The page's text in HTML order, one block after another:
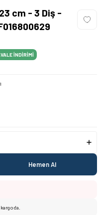
cm - 3 Diş -
İNDİRİMİ
Hemen Al